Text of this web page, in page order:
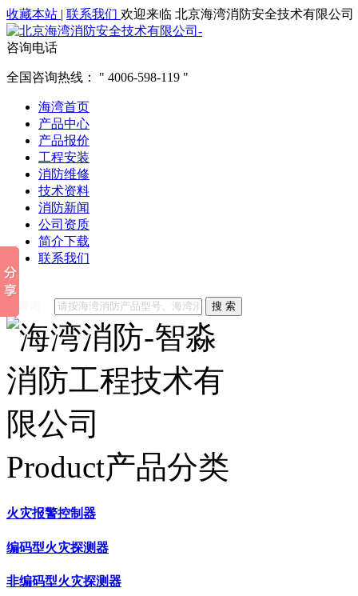
收藏本站 | 联系我们 欢迎来临 北京海湾消防安全技术有限公司
咨询电话
全国咨询热线： 4006-598-119
海湾首页
产品中心
产品报价
工程安装
消防维修
技术资料
消防新闻
公司资质
简介下载
联系我们
他们都在搜索:
搜 索
Product产品分类
火灾报警控制器
编码型火灾探测器
非编码型火灾探测器